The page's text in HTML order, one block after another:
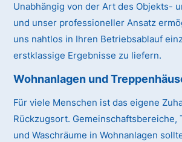
Unabhängig von der Art des Objekts-
und unser professioneller Ansatz
uns nahtlos in Ihren Betriebsablauf
erstklassige Ergebnisse zu liefern.
Wohnanlagen und
Für viele Menschen ist das eigene
Rückzugsort. Gemeinschaftsbereiche,
und Waschräume in Wohnanlagen